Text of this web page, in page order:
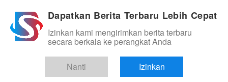
NEWS
Kabid Humas Klarifikasi Soal Orang
yang Mengaku Direskrimum Polda
Dapatkan Berita Terbaru Lebih Cepat
Izinkan kami mengirimkan berita terbaru
secara berkala ke perangkat Anda
Nanti Izinkan